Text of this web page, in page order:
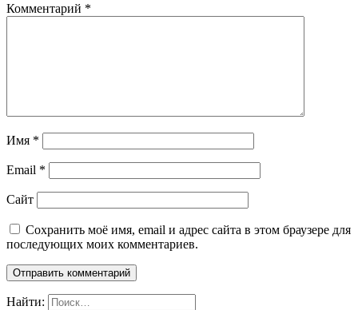
Комментарий *
Имя *
Email *
Сайт
Сохранить моё имя, email и адрес сайта в этом браузере для
последующих моих комментариев.
Найти: